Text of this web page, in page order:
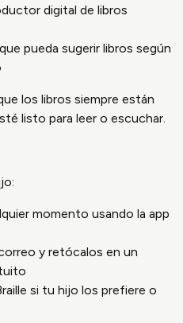
digital de libros
pueda sugerir libros según
los libros siempre están
listo para leer o escuchar.
momento usando la app
y retócalos en un
si tu hijo los prefiere o